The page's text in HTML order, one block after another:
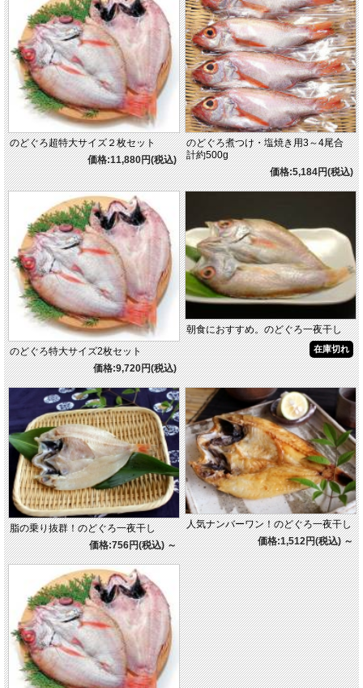
のどぐろ超特大サイズ２枚セット
価格:11,880円(税込)
のどぐろ煮つけ・塩焼き用3～4尾合
計約500g
価格:5,184円(税込)
のどぐろ特大サイズ2枚セット
価格:9,720円(税込)
朝食におすすめ。のどぐろ一夜干し
在庫切れ
脂の乗り抜群！のどぐろ一夜干し
価格:756円(税込)～
人気ナンバーワン！のどぐろ一夜干し
価格:1,512円(税込)～